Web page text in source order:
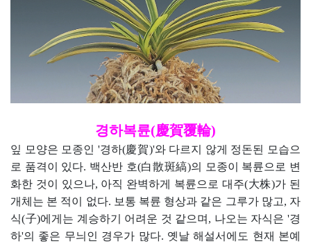
경하복륜(慶賀覆輪)
잎 모양은 모종인 '경하(慶賀)'와 다르지 않게 정돈된 모습으
로 품격이 있다. 백산반 호(白散斑縞)의 모종이 복륜으로 변
화한 것이 있으나, 아직 완벽하게 복륜으로 대주(大株)가 된
개체는 본 적이 없다. 보통 복륜 형상과 같은 그루가 많고, 자
식(子)에게는 계승하기 어려운 것 같으며, 나오는 자식은 '경
하'의 좋은 무늬인 경우가 많다. 옛날 해설서에도 현재 본예